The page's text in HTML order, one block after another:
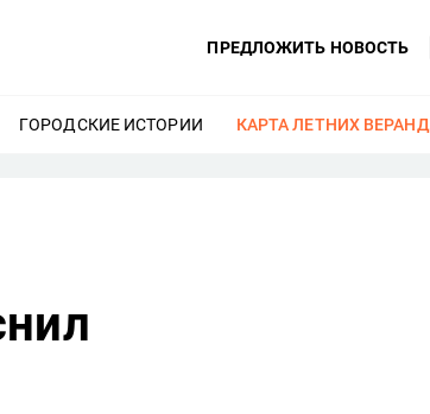
ПРЕДЛОЖИТЬ НОВОСТЬ
ЕЩЕ
ГОРОДСКИЕ ИСТОРИИ ЕЩЕ
КАРТА ЛЕТНИХ ВЕРАНД